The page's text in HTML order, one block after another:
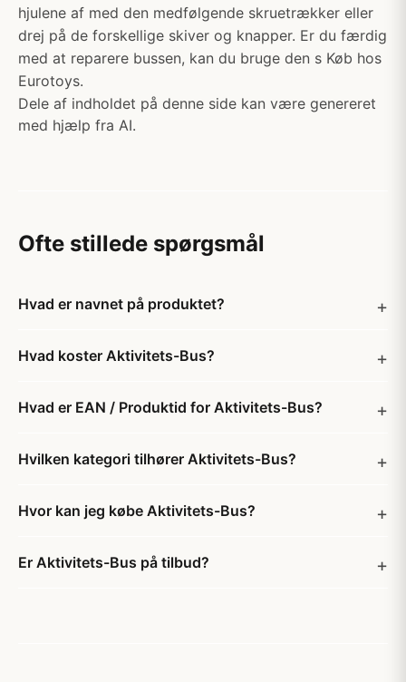
hjulene af med den medfølgende skruetrækker eller
drej på de forskellige skiver og knapper. Er du færdig
med at reparere bussen, kan du bruge den s Køb hos
Eurotoys.
Dele af indholdet på denne side kan være genereret
med hjælp fra AI.
Ofte stillede spørgsmål
Hvad er navnet på produktet?
Hvad koster Aktivitets-Bus?
Hvad er EAN / Produktid for Aktivitets-Bus?
Hvilken kategori tilhører Aktivitets-Bus?
Hvor kan jeg købe Aktivitets-Bus?
Er Aktivitets-Bus på tilbud?